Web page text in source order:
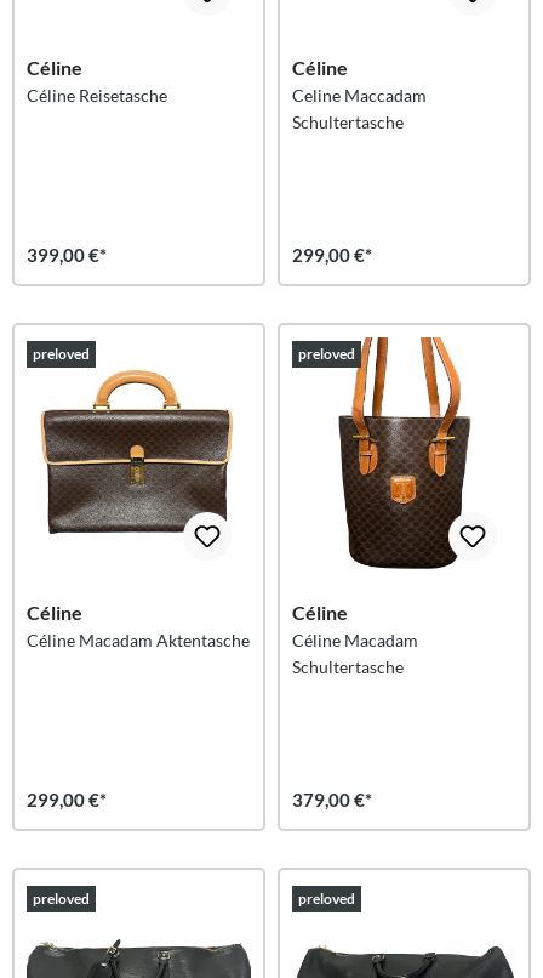
Céline
Céline Reisetasche
399,00 €*
Céline
Celine Maccadam
Schultertasche
299,00 €*
preloved
Céline
Céline Macadam Aktentasche
299,00 €*
preloved
Céline
Céline Macadam
Schultertasche
379,00 €*
preloved preloved